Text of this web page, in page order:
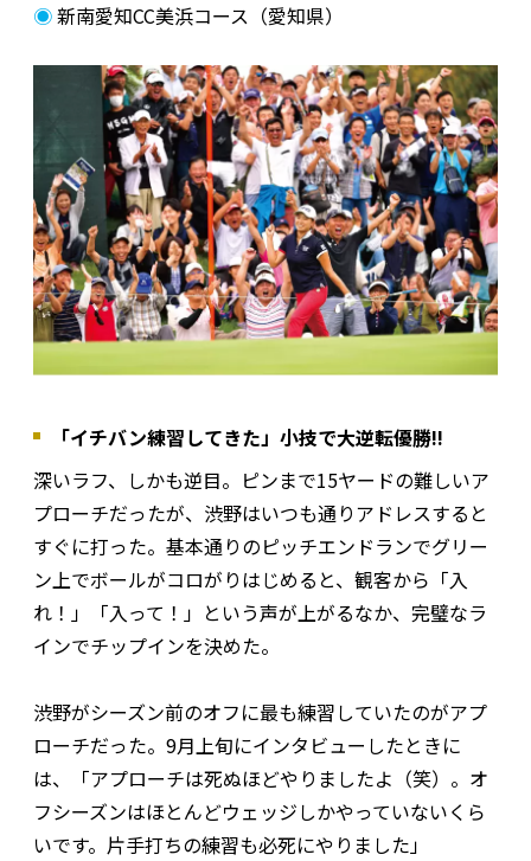
◉新南愛知CC美浜コース（愛知県）
「イチバン練習してきた」小技で大逆転優勝!!
深いラフ、しかも逆目。ピンまで15ヤードの難しいア
プローチだったが、渋野はいつも通りアドレスすると
すぐに打った。基本通りのピッチエンドランでグリー
ン上でボールがコロがりはじめると、観客から「入
れ！」「入って！」という声が上がるなか、完璧なラ
インでチップインを決めた。
渋野がシーズン前のオフに最も練習していたのがアプ
ローチだった。9月上旬にインタビューしたときに
は、「アプローチは死ぬほどやりましたよ（笑）。オ
フシーズンはほとんどウェッジしかやっていないくら
いです。片手打ちの練習も必死にやりました」